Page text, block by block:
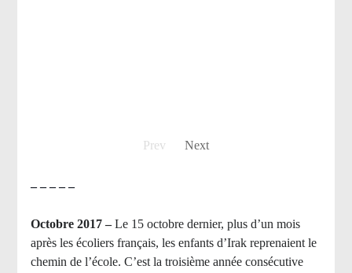
Prev Next
– – – – –
Octobre 2017 –Le 15 octobre dernier, plus d’un mois
après les écoliers français, les enfants d’Irak reprenaient le
chemin de l’école. C’est la troisième année consécutive